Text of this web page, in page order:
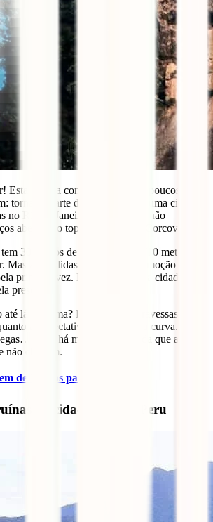
Esta estátua consegue algo que poucos
torna-se parte da identidade de uma cidade
no Rio de Janeiro, é impossível não
abertos no topo do morro do Corcovado.
30 metros de altura e fica a 710 metros
Mas as medidas não captam a emoção que
primeira vez. É como se toda a cidade se
presença.
lá em cima? Pura magia. Atravessas a
a expectativa cresce a cada curva. E
bem, há momentos na vida que as
não chegam.
de 15 dias para o Brasil
da cidade inca no Peru